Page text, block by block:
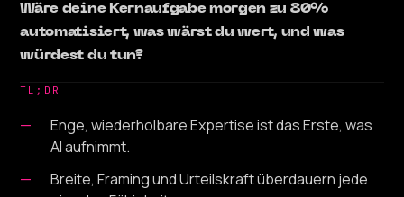
Wäre deine Kernaufgabe morgen zu 80%
automatisiert, was wärst du wert, und was
würdest du tun?
TL;DR
Enge, wiederholbare Expertise ist das Erste, was
AI aufnimmt.
Breite, Framing und Urteilskraft überdauern jede